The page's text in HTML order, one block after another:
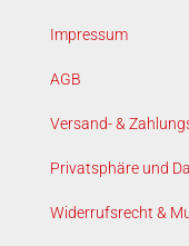
Impressum
AGB
Versand- &
Privatsphäre und
Widerrufsrecht &